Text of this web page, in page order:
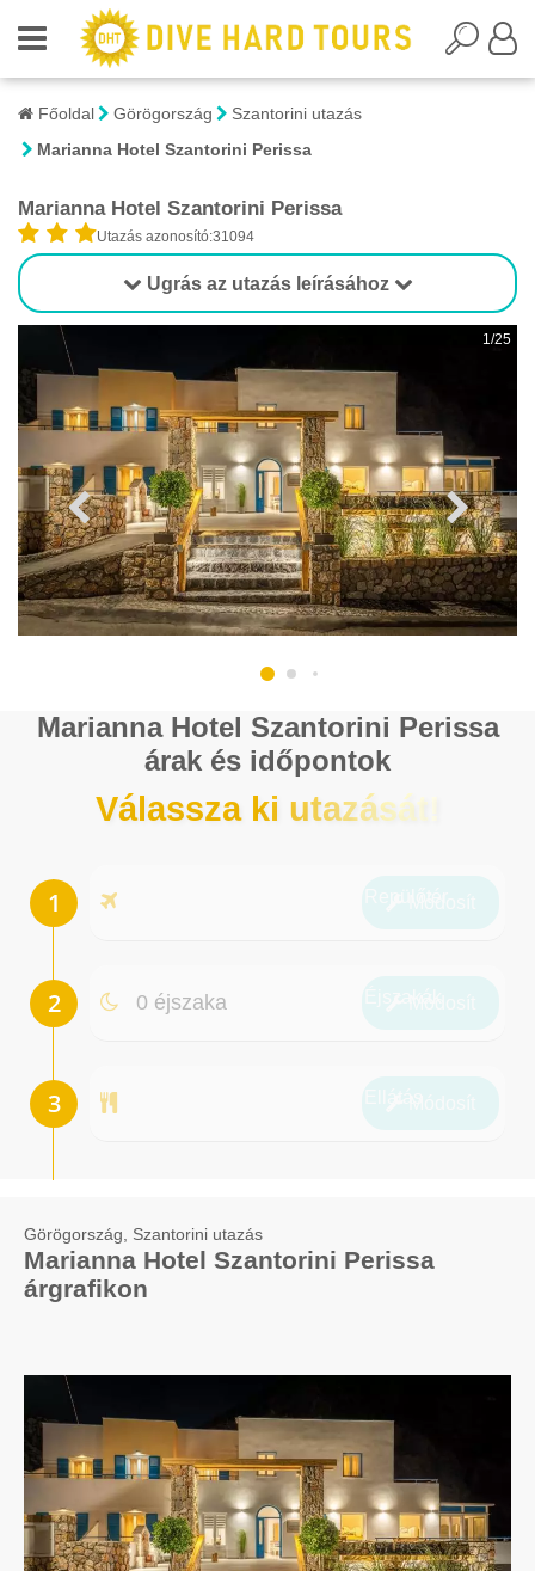
Főoldal Görögország
Szantorini utazás
Marianna Hotel Szantorini Perissa
Marianna Hotel Szantorini Perissa
Utazás azonosító:31094
Ugrás az utazás leírásához
1/25
Marianna Hotel Szantorini Perissa
árak és időpontok
Válassza ki utazását!
0 éjszaka
Görögország, Szantorini utazás
Marianna Hotel Szantorini Perissa
árgrafikon